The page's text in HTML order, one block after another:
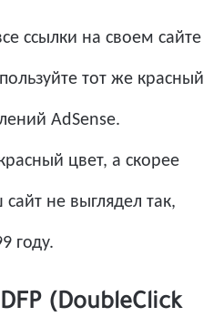
ссылки на своем сайте
тот же красный
AdSense.
цвет, а скорее
не выглядел так,
году.
(DoubleClick